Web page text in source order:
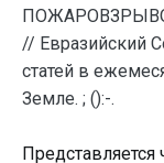
// Евразийский
статей в
Земле. ; ():-.
Представляется